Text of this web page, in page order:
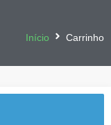
Início Carrinho